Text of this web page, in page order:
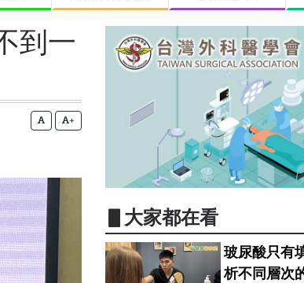
到一
+
▋大家都在看
玻尿酸只有
析不同層次